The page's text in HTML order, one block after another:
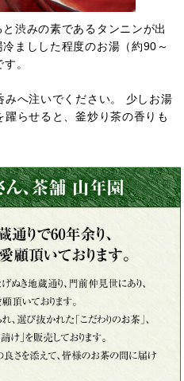
渋みの素であるタンニンが出
ましした程度のお湯（約90～
。
へ注いでください。 少しお湯
らせると、釜炒り茶の香りも